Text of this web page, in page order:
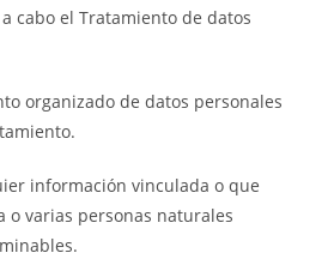
cabo el Tratamiento de datos
organizado de datos personales
información vinculada o que
o varias personas naturales